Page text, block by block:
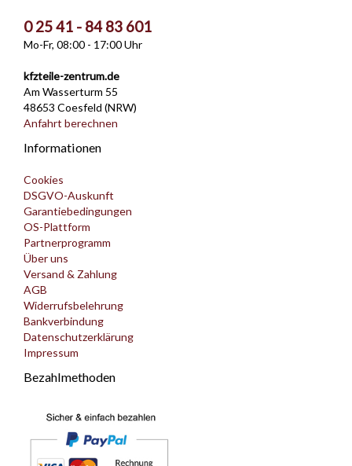
0 25 41 - 84 83 601
Mo-Fr, 08:00 - 17:00 Uhr
kfzteile-zentrum.de
Am Wasserturm 55
48653 Coesfeld (NRW)
Anfahrt berechnen
Informationen
Cookies
DSGVO-Auskunft
Garantiebedingungen
OS-Plattform
Partnerprogramm
Über uns
Versand & Zahlung
AGB
Widerrufsbelehrung
Bankverbindung
Datenschutzerklärung
Impressum
Bezahlmethoden